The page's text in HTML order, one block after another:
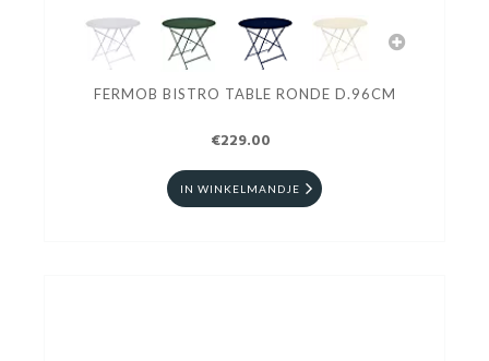
FERMOB BISTRO TABLE RONDE D.96CM
€229.00
IN WINKELMANDJE